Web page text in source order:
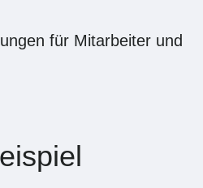
für Mitarbeiter und